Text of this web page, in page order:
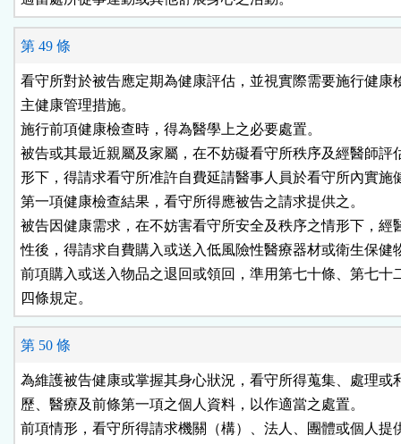
第 49 條
看守所對於被告應定期為健康評估，並視實際需要施行健康
主健康管理措施。
施行前項健康檢查時，得為醫學上之必要處置。
被告或其最近親屬及家屬，在不妨礙看守所秩序及經醫師評
形下，得請求看守所准許自費延請醫事人員於看守所內實施
第一項健康檢查結果，看守所得應被告之請求提供之。
被告因健康需求，在不妨害看守所安全及秩序之情形下，經
性後，得請求自費購入或送入低風險性醫療器材或衛生保健
前項購入或送入物品之退回或領回，準用第七十條、第七十
四條規定。
第 50 條
為維護被告健康或掌握其身心狀況，看守所得蒐集、處理或
歷、醫療及前條第一項之個人資料，以作適當之處置。
前項情形，看守所得請求機關（構）、法人、團體或個人提